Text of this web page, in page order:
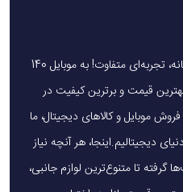
یک خرید هوشمندانه ، قیمت منصفانه، تجربه‌ای متفاوت! به موبایل 140
قیمت و برترین کیفیت در
تجربه در فروش موبایل و کالاهای دیجیتال، ما
دیجیتالیم.اینجا، هر آنچه نیاز
گرفته تا متنوع‌ترین لوازم جانبی،